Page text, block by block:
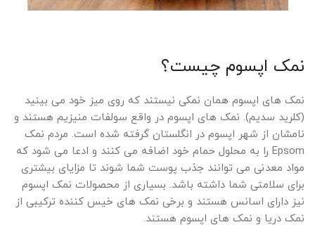
نمک اپسوم چیست؟
نمک های اپسوم همان نمکی نیستند که روی میز خود می بینید
(کلرید سدیم). نمک های اپسوم در واقع سولفات منیزیم هستند و
نامشان از شهر اپسوم در انگلستان گرفته شده است. مردم نمک
Epsom را به محلول حمام خود اضافه می کنند و ادعا می شود که
مواد معدنی می توانند جذب پوست شما شوند تا مزایای بیشتری
برای سلامتی شما داشته باشد. بسیاری از محصولات نمک اپسوم
نیز دارای اسانس هستند و برخی نمک های خیس کننده ترکیبی از
نمک دریا و نمک های اپسوم هستند.